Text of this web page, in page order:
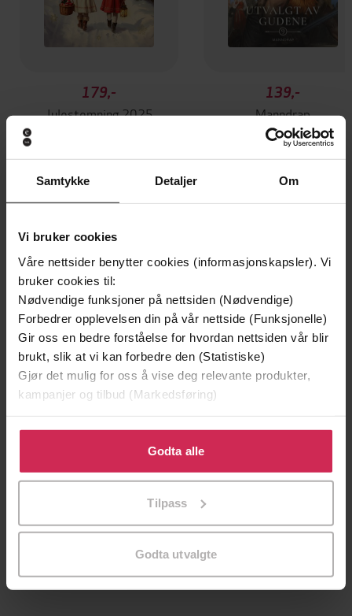
Samtykke Detaljer Om
Vi bruker cookies
Våre nettsider benytter cookies (informasjonskapsler). Vi
bruker cookies til:
Nødvendige funksjoner på nettsiden (Nødvendige)
Forbedrer opplevelsen din på vår nettside (Funksjonelle)
Gir oss en bedre forståelse for hvordan nettsiden vår blir
brukt, slik at vi kan forbedre den (Statistiske)
Gjør det mulig for oss å vise deg relevante produkter,
kampanjer og tilbud (Markedsføring)
Klikk på «Godta alle» for å gi oss ditt samtykke til å
bruke cookies for alle disse formålene. Du kan også
tilpasse ditt samtykke til spesifikke formål ved å klikke
Godta alle
Tilpass
Godta utvalgte
179,-
Julestemning 2025
139,-
Manndrap
Jane Mysen
EBOK
Andre har også kjøpt
Forbudt lidenskap
Kitty Summers
EBOK
Æresordet
EBOK